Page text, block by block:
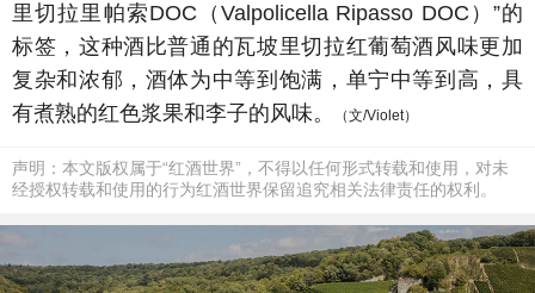
里切拉里帕索DOC（Valpolicella Ripasso DOC）”的
标签，这种酒比普通的瓦坡里切拉红葡萄酒风味更加
复杂和浓郁，酒体为中等到饱满，单宁中等到高，具
有煮熟的红色浆果和李子的风味。
（文/Violet）
声明：本文版权属于“红酒世界”，不得以任何形式转载和使用，对未
经授权转载和使用的行为红酒世界保留追究相关法律责任的权利。